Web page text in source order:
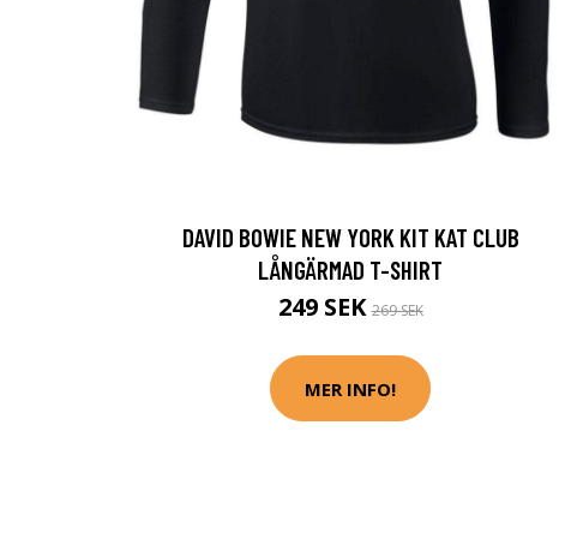
DAVID BOWIE NEW YORK KIT KAT CLUB
LÅNGÄRMAD T-SHIRT
249 SEK269 SEK
MER INFO!